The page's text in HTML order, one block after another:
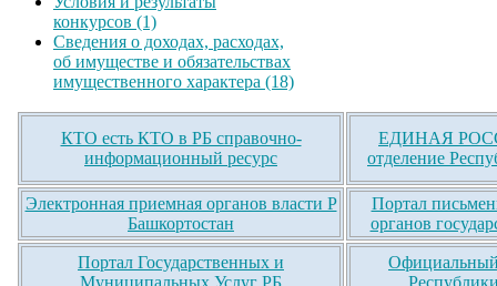
конкурсов (1)
Сведения о доходах, расходах,
об имуществе и обязательствах
имущественного характера (18)
КТО есть КТО в РБ справочно-
информационный ресурс
ЕДИНАЯ
отделение
Электронная приемная органов власти Р
Башкортостан
Портал
органов
Портал Государственных и
Официальный